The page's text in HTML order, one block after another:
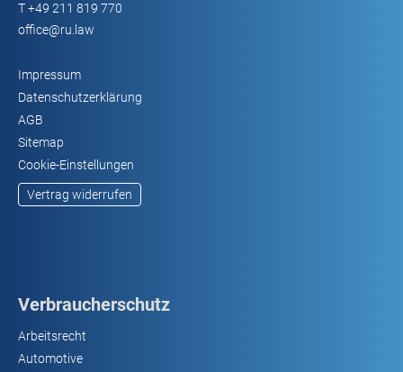
T+49 211 819 770
office@ru.law
Impressum
Datenschutzerklärung
AGB
Sitemap
Cookie-Einstellungen
Vertrag widerrufen
Verbraucherschutz
Arbeitsrecht
Automotive